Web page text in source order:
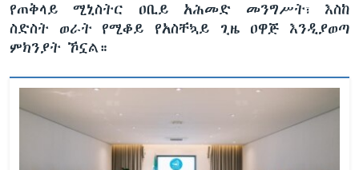
የጠቅላይ ሚኒስትር ዐቢይ አሕመድ መንግሥት፣ እስከ
ስድስት ወራት የሚቆይ የአስቸኳይ ጊዜ ዐዋጅ እንዲያወጣ
ምክንያት ኾኗል።